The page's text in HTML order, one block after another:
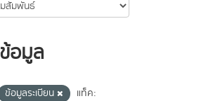
อมูล
ข้อมูลระเบียน
แท็ค: